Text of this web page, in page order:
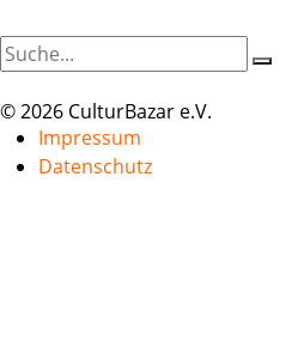
© 2026 CulturBazar e.V.
Impressum
Datenschutz